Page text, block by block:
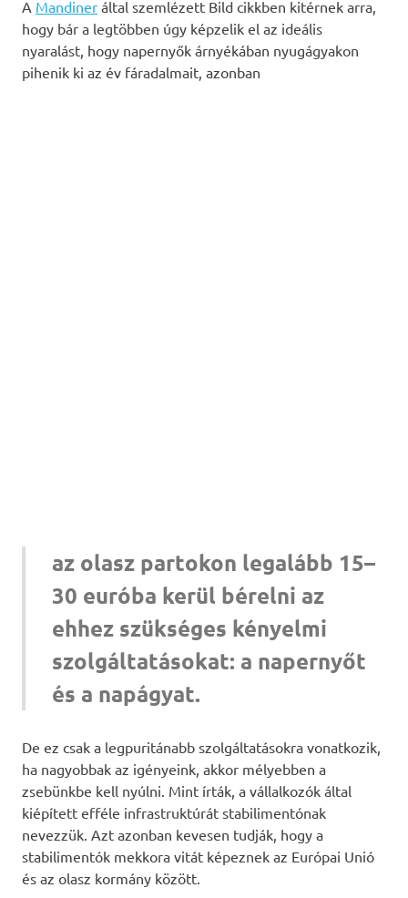
A Mandiner által szemlézett Bild cikkben kitérnek arra,
hogy bár a legtöbben úgy képzelik el az ideális
nyaralást, hogy napernyők árnyékában nyugágyakon
pihenik ki az év fáradalmait, azonban
az olasz partokon legalább 15–
30 euróba kerül bérelni az
ehhez szükséges kényelmi
szolgáltatásokat: a napernyőt
és a napágyat.
De ez csak a legpuritánabb szolgáltatásokra vonatkozik,
ha nagyobbak az igényeink, akkor mélyebben a
zsebünkbe kell nyúlni. Mint írták, a vállalkozók által
kiépített efféle infrastruktúrát stabilimentónak
nevezzük. Azt azonban kevesen tudják, hogy a
stabilimentók mekkora vitát képeznek az Európai Unió
és az olasz kormány között.